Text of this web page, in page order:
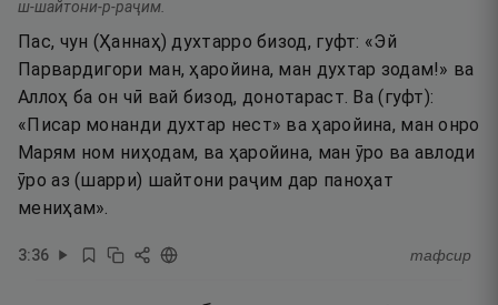
ш-шайтони-р-раҷим.
Пас, чун (Ҳаннаҳ) духтарро бизод, гуфт: «Эй
Парвардигори ман, ҳаройина, ман духтар зодам!» ва
Аллоҳ ба он чӣ вай бизод, донотараст. Ва (гуфт):
«Писар монанди духтар нест» ва ҳаройина, ман онро
Марям ном ниҳодам, ва ҳаройина, ман ӯро ва авлоди
ӯро аз (шарри) шайтони раҷим дар паноҳат
мениҳам».
3:36 тафсир